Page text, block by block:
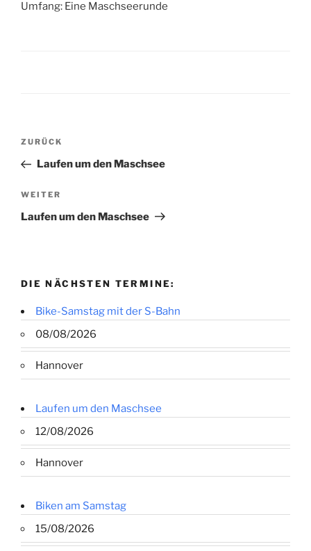
Umfang: Eine Maschseerunde
Beitragsnavigation
Vorheriger
Beitrag
ZURÜCK
Laufen um den Maschsee
Nächster
Beitrag
WEITER
Laufen um den Maschsee
DIE NÄCHSTEN TERMINE:
Bike-Samstag mit der S-Bahn
08/08/2026
Hannover
Laufen um den Maschsee
12/08/2026
Hannover
Biken am Samstag
15/08/2026